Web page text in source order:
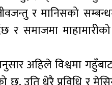
र मानिसको
र समाजमा
अहिले विश्वमा